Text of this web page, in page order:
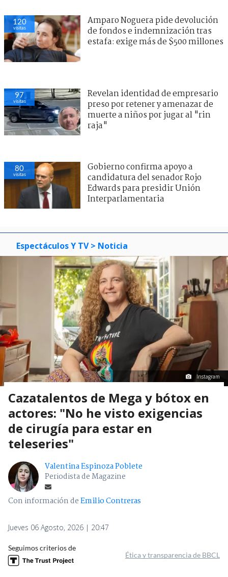
120
visitas
Amparo Noguera pide devolución
de fondos e indemnización tras
estafa: exige más de $500 millones
97
visitas
Revelan identidad de empresario
preso por retener y amenazar de
muerte a niños por jugar al "rin
raja"
80
visitas
Gobierno confirma apoyo a
candidatura del senador Rojo
Edwards para presidir Unión
Interparlamentaria
Espectáculos Y TV > Noticia
Instagram
Cazatalentos de Mega y bótox en
actores: "No he visto exigencias
de cirugía para estar en
teleseries"
Valentina Espinoza Poblete
Periodista de Magazine
Con información deEmilio Contreras
Jueves 06 Agosto, 2026 | 20:47
Seguimos criterios de
Ética y transparencia de BBCL